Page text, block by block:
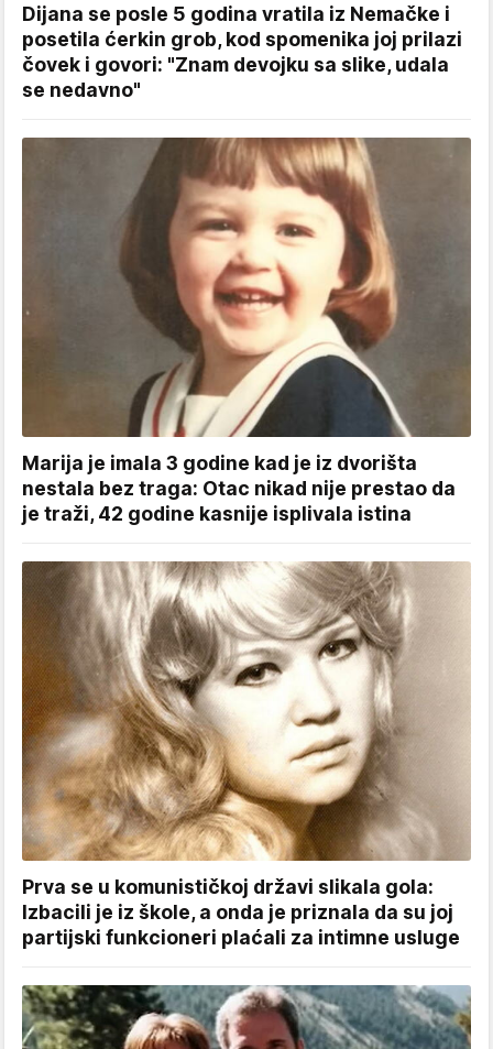
Dijana se posle 5 godina vratila iz Nemačke i
posetila ćerkin grob, kod spomenika joj prilazi
čovek i govori: "Znam devojku sa slike, udala
se nedavno"
Marija je imala 3 godine kad je iz dvorišta
nestala bez traga: Otac nikad nije prestao da
je traži, 42 godine kasnije isplivala istina
Prva se u komunističkoj državi slikala gola:
Izbacili je iz škole, a onda je priznala da su joj
partijski funkcioneri plaćali za intimne usluge